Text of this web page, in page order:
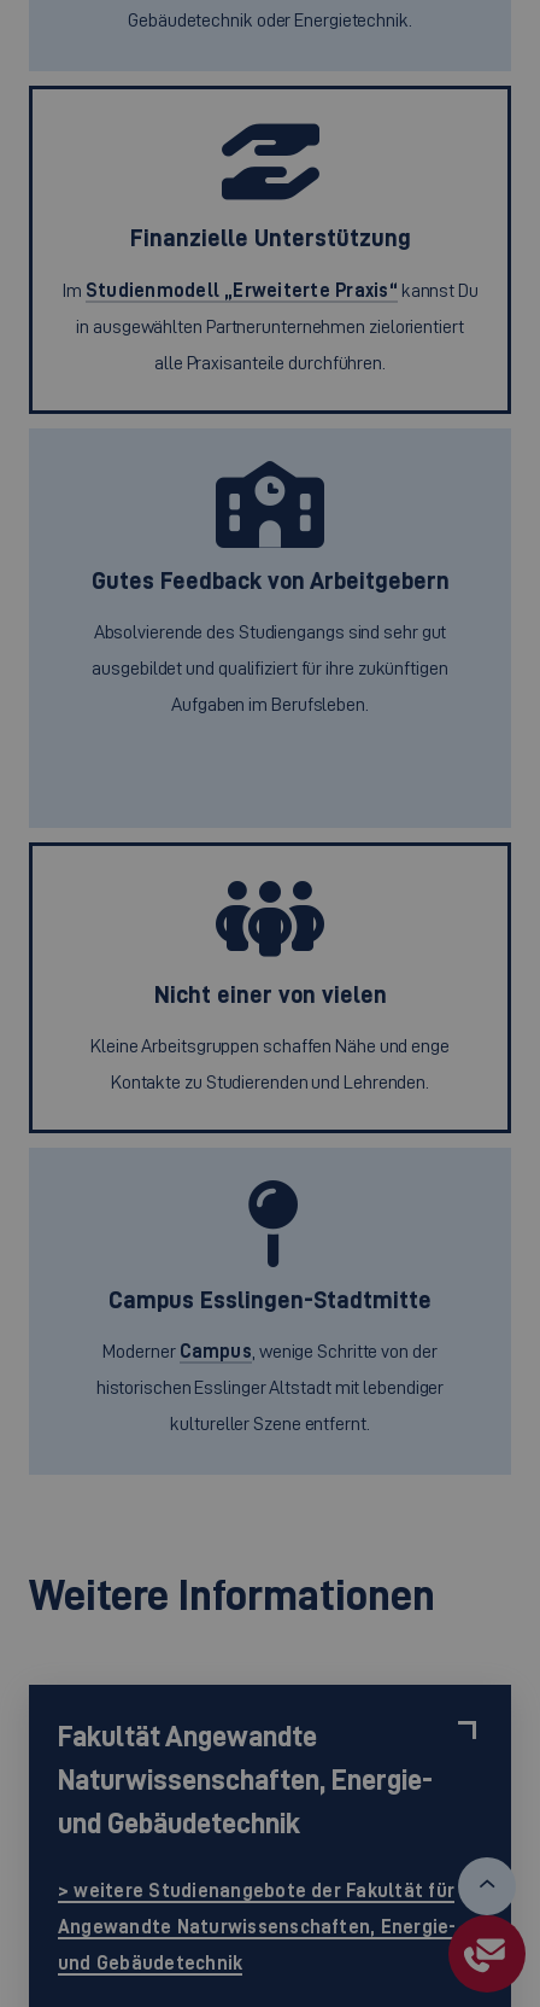
Gebäudetechnik oder Energietechnik.
Finanzielle Unterstützung
Im Studienmodell „Erweiterte Praxis“ kannst Du
in ausgewählten Partnerunternehmen zielorientiert
alle Praxisanteile durchführen.
Gutes Feedback von Arbeitgebern
Absolvierende des Studiengangs sind sehr gut
ausgebildet und qualifiziert für ihre zukünftigen
Aufgaben im Berufsleben.
Nicht einer von vielen
Kleine Arbeitsgruppen schaffen Nähe und enge
Kontakte zu Studierenden und Lehrenden.
Campus Esslingen-Stadtmitte
Moderner Campus , wenige Schritte von der
historischen Esslinger Altstadt mit lebendiger
kultureller Szene entfernt.
Weitere Informationen
FakultätAngewandte
Naturwissenschaften, Energie-
und Gebäudetechnik
> weitere Studienangebote der Fakultät für
Angewandte Naturwissenschaften, Energie-
und Gebäudetechnik